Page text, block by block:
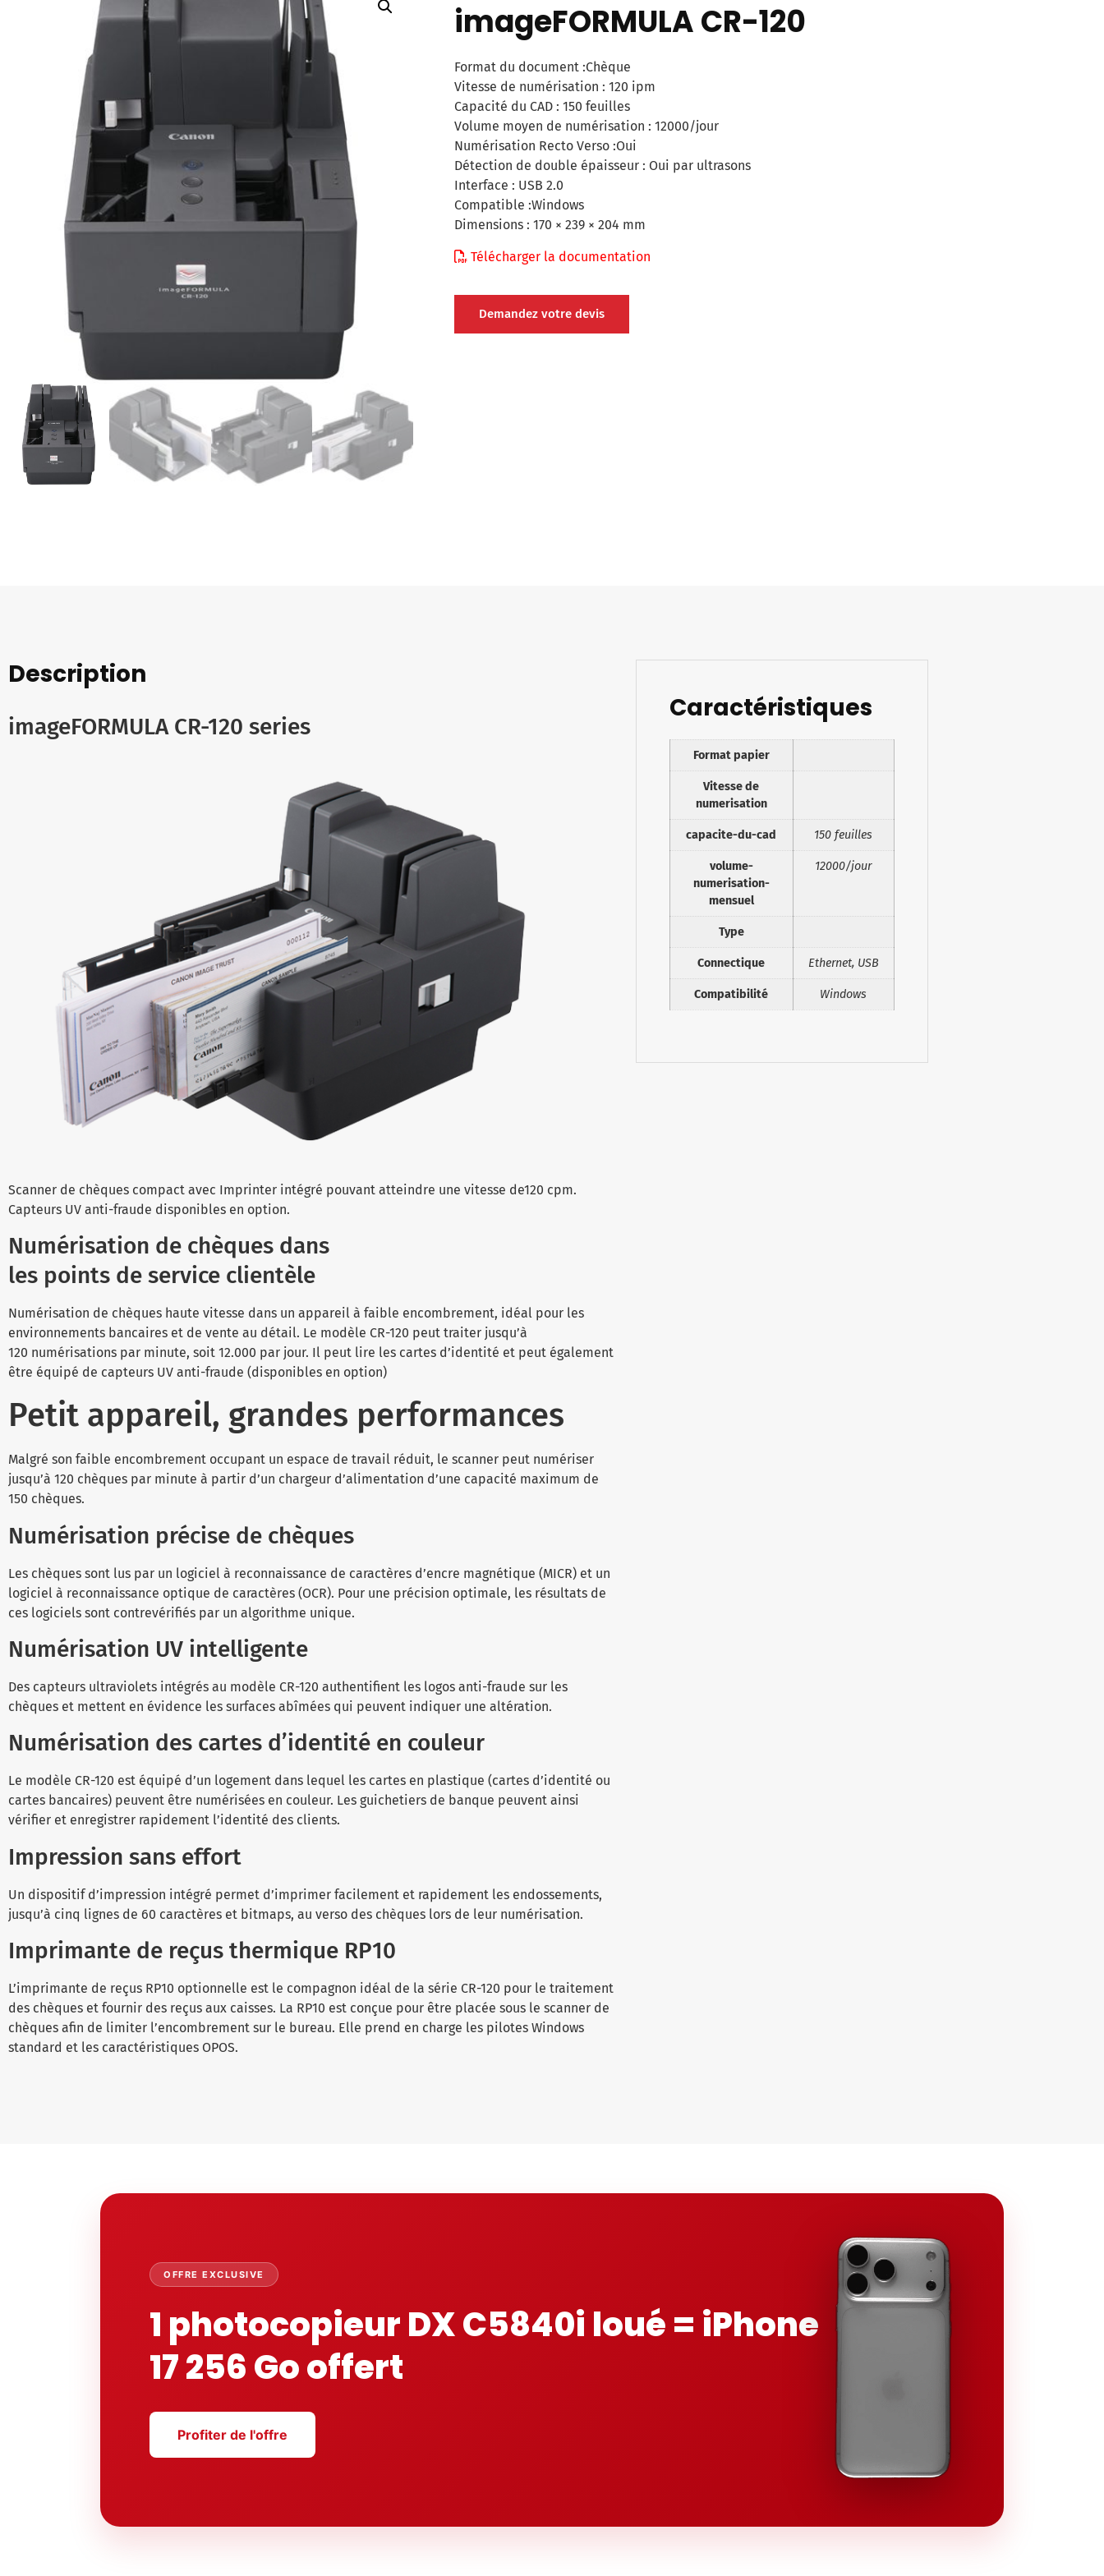
imageFORMULA CR-120
Format du document :Chèque
Vitesse de numérisation : 120 ipm
Capacité du CAD : 150 feuilles
Volume moyen de numérisation : 12000/jour
Numérisation Recto Verso :Oui
Détection de double épaisseur : Oui par ultrasons
Interface : USB 2.0
Compatible :Windows
Dimensions : 170 × 239 × 204 mm
Télécharger la documentation
Demandez votre devis
Description
imageFORMULA CR-120 series
Scanner de chèques compact avec Imprinter intégré pouvant atteindre une vitesse de120 cpm.
Capteurs UV anti-fraude disponibles en option.
Numérisation de chèques dans
les points de service clientèle
Numérisation de chèques haute vitesse dans un appareil à faible encombrement, idéal pour les
environnements bancaires et de vente au détail. Le modèle CR-120 peut traiter jusqu’à
120 numérisations par minute, soit 12.000 par jour. Il peut lire les cartes d’identité et peut également
être équipé de capteurs UV anti-fraude (disponibles en option)
Petit appareil, grandes performances
Malgré son faible encombrement occupant un espace de travail réduit, le scanner peut numériser
jusqu’à 120 chèques par minute à partir d’un chargeur d’alimentation d’une capacité maximum de
150 chèques.
Numérisation précise de chèques
Les chèques sont lus par un logiciel à reconnaissance de caractères d’encre magnétique (MICR) et un
logiciel à reconnaissance optique de caractères (OCR). Pour une précision optimale, les résultats de
ces logiciels sont contrevérifiés par un algorithme unique.
Numérisation UV intelligente
Des capteurs ultraviolets intégrés au modèle CR-120 authentifient les logos anti-fraude sur les
chèques et mettent en évidence les surfaces abîmées qui peuvent indiquer une altération.
Numérisation des cartes d’identité en couleur
Le modèle CR-120 est équipé d’un logement dans lequel les cartes en plastique (cartes d’identité ou
cartes bancaires) peuvent être numérisées en couleur. Les guichetiers de banque peuvent ainsi
vérifier et enregistrer rapidement l’identité des clients.
Impression sans effort
Un dispositif d’impression intégré permet d’imprimer facilement et rapidement les endossements,
jusqu’à cinq lignes de 60 caractères et bitmaps, au verso des chèques lors de leur numérisation.
Imprimante de reçus thermique RP10
L’imprimante de reçus RP10 optionnelle est le compagnon idéal de la série CR-120 pour le traitement
des chèques et fournir des reçus aux caisses. La RP10 est conçue pour être placée sous le scanner de
chèques afin de limiter l’encombrement sur le bureau. Elle prend en charge les pilotes Windows
standard et les caractéristiques OPOS.
Caractéristiques
Format papier
Vitesse de
numerisation
capacite-du-cad 150 feuilles
volume-
numerisation-
mensuel
12000/jour
Type
Connectique Ethernet, USB
Compatibilité Windows
OFFRE EXCLUSIVE
1 photocopieur DX C5840i loué = iPhone
17 256 Go offert
Profiter de l'offre